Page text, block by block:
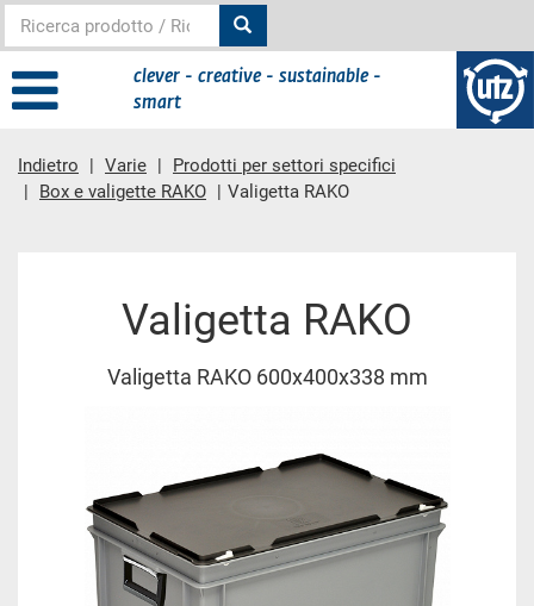
clever - creative - sustainable -
smart
Indietro Varie
Prodotti per settori specifici
Box e valigette RAKO
Valigetta RAKO
Valigetta RAKO
Valigetta RAKO 600x400x338 mm